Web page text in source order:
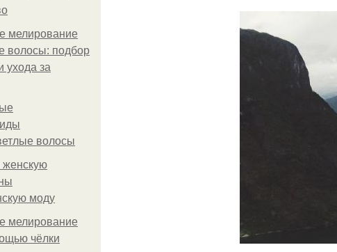
мелирование
волосы: подбор
ухода за
волосы
женскую
моду
мелирование
чёлки